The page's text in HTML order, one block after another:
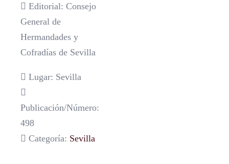
Editorial: Consejo
General de
Hermandades y
Cofradías de Sevilla
Lugar: Sevilla
Publicación/Número:
498
Categoría: Sevilla